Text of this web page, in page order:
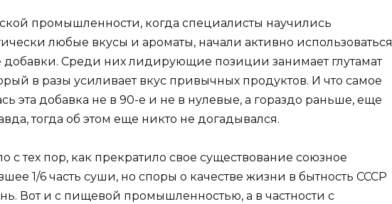
промышленности, когда специалисты научились
любые вкусы и ароматы, начали активно использоваться
Среди них лидирующие позиции занимает глутамат
в разы усиливает вкус привычных продуктов. И что самое
эта добавка не в 90-е и не в нулевые, а гораздо раньше, еще
тогда об этом еще никто не догадывался.
с тех пор, как прекратило свое существование союзное
1/6 часть суши, но споры о качестве жизни в бытность СССР
Вот и с пищевой промышленностью, а в частности с